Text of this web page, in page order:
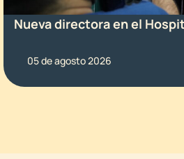
Nueva directora en el
05 de agosto 2026